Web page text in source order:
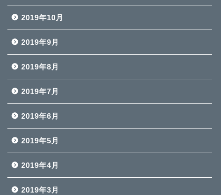
2019年10月
2019年9月
2019年8月
2019年7月
2019年6月
2019年5月
2019年4月
2019年3月